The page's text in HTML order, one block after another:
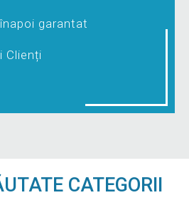
garantat
Clienți
CATEGORII